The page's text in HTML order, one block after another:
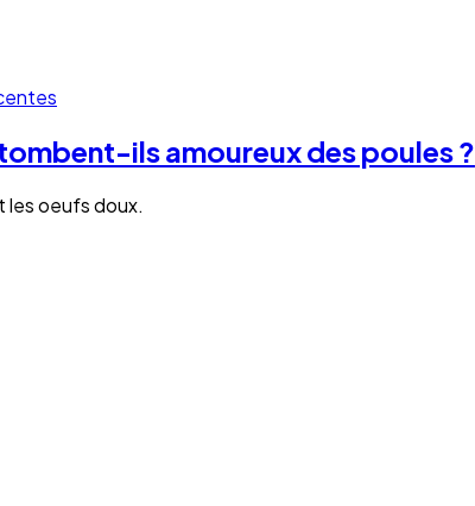
ils amoureux des poules ?
les oeufs doux.